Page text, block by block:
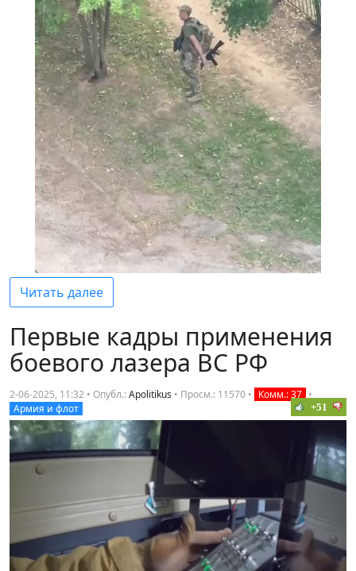
Читать далее
Первые кадры применения
боевого лазера ВС РФ
2-06-2025, 11:32 • Опубл.:Apolitikus • Просм.: 11570 • Комм.: 37 •
Армия и флот
+51